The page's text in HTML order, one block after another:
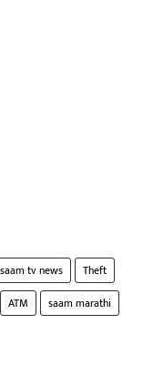
saam tv news
Theft
ATM
saam marathi